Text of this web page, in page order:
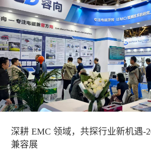
深耕 EMC 领域，共探行业新机遇-
兼容展